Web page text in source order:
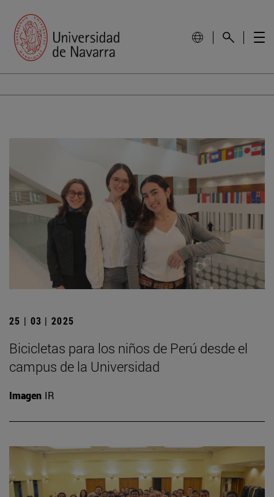
25 | 03 | 2025
Bicicletas para los niños de Perú desde el
campus de la Universidad
Imagen IR